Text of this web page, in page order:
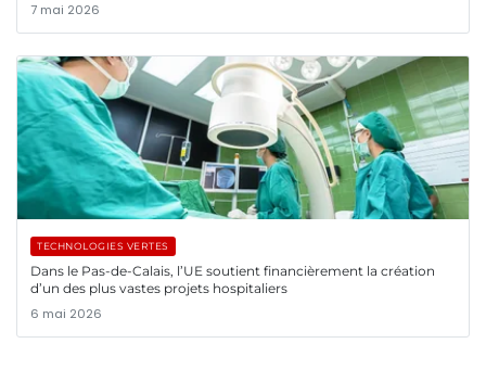
7 mai 2026
TECHNOLOGIES VERTES
Dans le Pas-de-Calais, l’UE soutient financièrement la création
d’un des plus vastes projets hospitaliers
6 mai 2026